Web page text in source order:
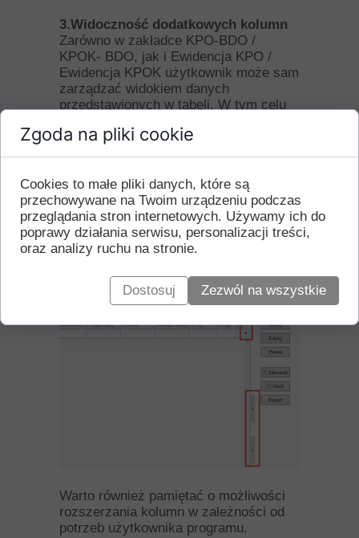
3.Widoczność dodatkowych kolumn
Zarówno w zakładce KPO-BDO /
KPOK- BDO, jak i Ewidencja KPO /
Ewidencja KPOK użytkownik może sam
zarządzać widokiem danych
przedstawionych w tabeli. W tym celu
Pierwsza opcja służy do włączenia
widoczności poszczególnych
Druga opcja służy do wyboru
widoczności filtrów (zakres/lista lub
tekst).
Warto również pamiętać o możliwości
rozszerzania kolumn w zależności od
potrzeb użytkownika programu.
Zgoda na pliki cookie
Cookies to małe pliki danych, które są
przechowywane na Twoim urządzeniu podczas
przeglądania stron internetowych. Używamy ich do
poprawy działania serwisu, personalizacji treści,
oraz analizy ruchu na stronie.
Dostosuj Zezwól na wszystkie